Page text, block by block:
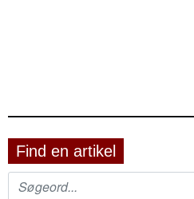
Find en artikel